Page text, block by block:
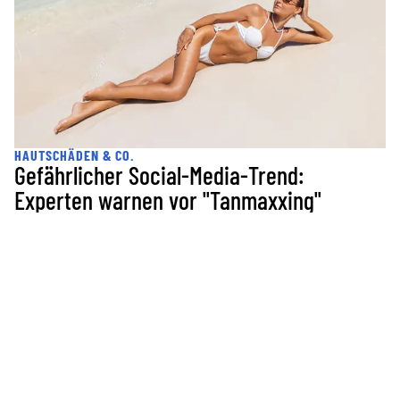
HAUTSCHÄDEN & CO.
Gefährlicher Social-Media-Trend:
Experten warnen vor "Tanmaxxing"